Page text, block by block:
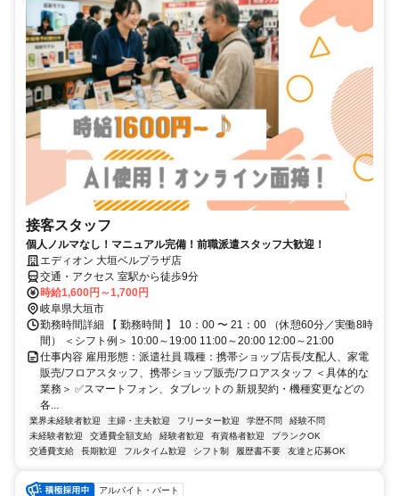
接客スタッフ
個人ノルマなし！マニュアル完備！前職派遣スタッフ大歓迎！
エディオン 大垣ベルプラザ店
交通・アクセス 室駅から徒歩9分
時給1,600円～1,700円
岐阜県大垣市
勤務時間詳細 【 勤務時間 】 10：00 〜 21：00 （休憩60分／実働8時
間） ＜シフト例＞ 10:00～19:00 11:00～20:00 12:00～21:00
仕事内容 雇用形態：派遣社員 職種：携帯ショップ店長/支配人、家電
販売/フロアスタッフ、携帯ショップ販売/フロアスタッフ ＜具体的な
業務＞ ✅スマートフォン、タブレットの 新規契約・機種変更などの
各...
業界未経験者歓迎 主婦・主夫歓迎 フリーター歓迎 学歴不問
経験不問
未経験者歓迎
交通費全額支給 経験者歓迎 有資格者歓迎
ブランクOK
交通費支給
長期歓迎 フルタイム歓迎 シフト制 履歴書不要 友達と応募OK
アルバイト・パート